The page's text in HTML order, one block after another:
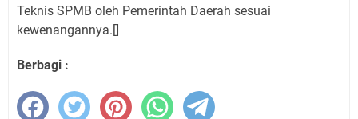
Teknis SPMB oleh Pemerintah Daerah sesuai
kewenangannya.[]
Berbagi :